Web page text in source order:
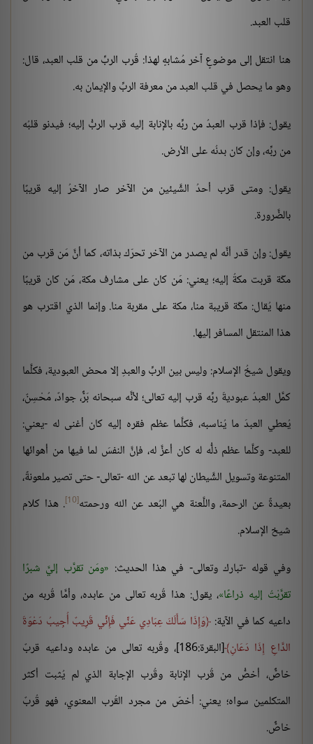
قلب العبد.
هنا انتقل إلى موضوعٍ آخر مُشابهٍ لهذا: قُرب الربِّ من قلب العبد، قال:
وهو ما يحصل في قلب العبد من معرفة الربِّ والإيمان به.
يقول: فإذا قرب العبدُ من ربِّه بالإنابة إليه قرب الربُّ إليه؛ فيدنو قلبُه
من ربِّه، وإن كان بدنُه على الأرض.
يقول: ومتى قرب أحدُ الشَّيئين من الآخر صار الآخرُ إليه قريبًا
بالضَّرورة.
يقول: وإن قدر أنَّه لم يصدر من الآخر تحرّك بذاته، كما أنَّ مَن قرب من
مكّة قربت مكةُ إليه؛ يعني: مَن كان على مشارف مكة، مَن كان قريبًا
منها يُقال: مكّة قريبة منا، مكة على مقربة منا. وإنما الذي اقترب هو
هذا المنتقل المسافر إليها.
ويقول شيخُ الإسلام: وليس بين الربِّ والعبدِ إلا محض العبودية، فكلَّما
كمَّل العبدُ عبوديةَ ربِّه قرب إليه تعالى؛ لأنَّه سبحانه بَرٌّ، جوادٌ، مُحْسِنٌ،
يُعطي العبدَ ما يُناسبه، فكلَّما عظم فقره إليه كان أغنى له -يعني:
للعبد- وكلَّما عظم ذلُّه له كان أعزَّ له، فإنَّ النفسَ لما فيها من أهوائها
المتنوعة وتسويل الشَّيطان لها تبعد عن الله -تعالى- حتى تصير ملعونةً،
بعيدةً عن الرحمة، واللَّعنة هي البُعد عن الله ورحمته[10]
. هذا كلام
شيخ الإسلام.
وفي قوله -تبارك وتعالى- في هذا الحديث: ومَن تقرَّب إليَّ شبرًا
تقرَّبْتُ إليه ذراعًا ، يقول: هذا قُربه تعالى من عابده، وأمَّا قُربه من
داعيه كما في الآية: وَإِذَا سَأَلَكَ عِبَادِي عَنِّي فَإِنِّي قَرِيبٌ أُجِيبُ دَعْوَةَ
الدَّاعِ إِذَا دَعَانِ
[البقرة:186]، وقُربه تعالى من عابده وداعيه قربٌ
خاصٌّ، أخصُّ من قُرب الإنابة وقُرب الإجابة الذي لم يُثبت أكثر
المتكلمين سواه؛ يعني: أخصّ من مجرد القُرب المعنوي، فهو قُربٌ
خاصٌّ.